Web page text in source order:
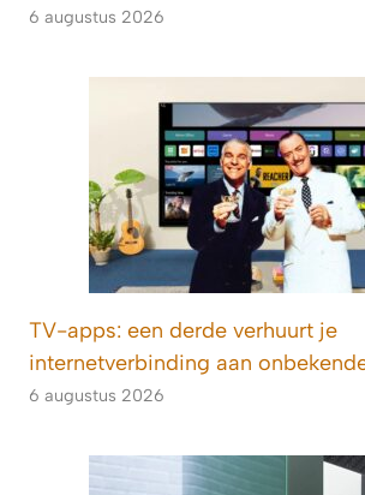
6 augustus 2026
TV-apps: een derde verhuurt je
internetverbinding aan
6 augustus 2026